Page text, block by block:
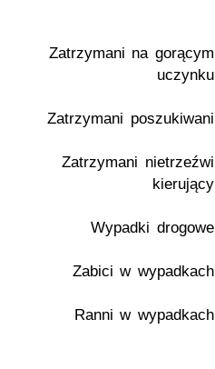
Zatrzymani na gorącym
uczynku
Zatrzymani poszukiwani
Zatrzymani nietrzeźwi
kierujący
Wypadki drogowe
Zabici w wypadkach
Ranni w wypadkach